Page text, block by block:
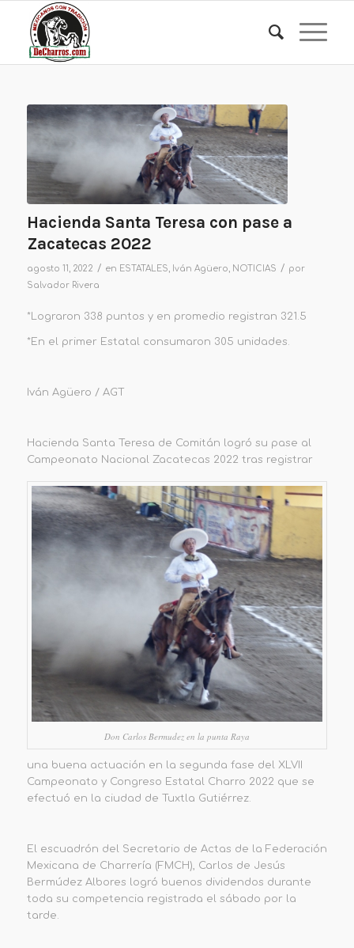
Hacienda Santa Teresa con pase a
Zacatecas 2022
agosto 11, 2022 / en ESTATALES Iván Agüero NOTICIAS / por
Salvador Rivera
*Lograron 338 puntos y en promedio registran 321.5
*En el primer Estatal consumaron 305 unidades.
Iván Agüero / AGT
Hacienda Santa Teresa de Comitán logró su pase al
Campeonato Nacional Zacatecas 2022 tras registrar
Don Carlos Bermudez en la punta Raya
una buena actuación en la segunda fase del XLVII
Campeonato y Congreso Estatal Charro 2022 que se
efectuó en la ciudad de Tuxtla Gutiérrez.
El escuadrón del Secretario de Actas de la Federación
Mexicana de Charrería (FMCH), Carlos de Jesús
Bermúdez Albores logró buenos dividendos durante
toda su competencia registrada el sábado por la
tarde.